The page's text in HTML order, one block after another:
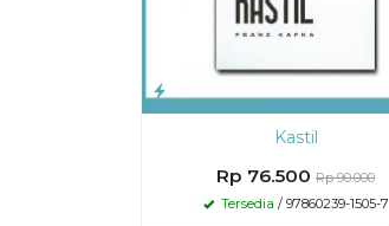
Kastil
Rp 76.500 Rp 90.000
Tersedia / 97860239-1505-7